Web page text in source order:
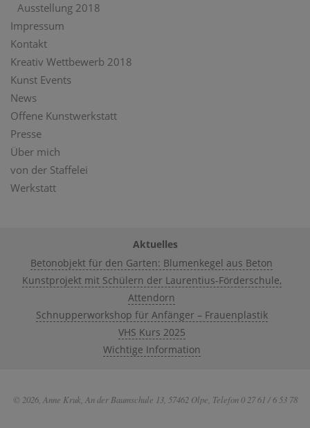
Ausstellung 2018
Impressum
Kontakt
Kreativ Wettbewerb 2018
Kunst Events
News
Offene Kunstwerkstatt
Presse
Über mich
von der Staffelei
Werkstatt
Aktuelles
Betonobjekt für den Garten: Blumenkegel aus Beton
Kunstprojekt mit Schülern der Laurentius-Förderschule,
Attendorn
Schnupperworkshop für Anfänger – Frauenplastik
VHS Kurs 2025
Wichtige Information
© 2026, Anne Kruk, An der Baumschule 13, 57462 Olpe, Telefon 0 27 61 / 6 53 78